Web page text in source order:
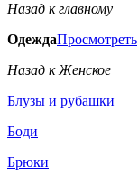
Назад к главному
ОдеждаПросмотреть
Назад к Женское
Блузы и рубашки
Боди
Брюки